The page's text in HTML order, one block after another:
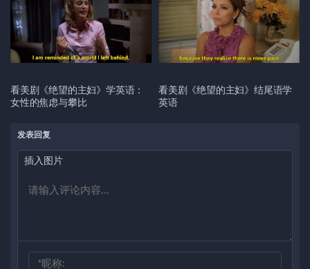
看美剧《绝望的主妇》学英语：
女性的焦虑与攀比
看美剧《绝望的主妇》结尾语学
英语
发表回复
插入图片